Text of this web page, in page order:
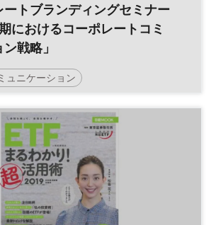
ートブランディングセミナー
におけるコーポレートコミ
戦略」
ュニケーション